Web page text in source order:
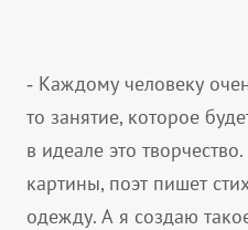
- Каждому человеку
то занятие, которое
в идеале это
картины, поэт пишет
одежду. А я создаю